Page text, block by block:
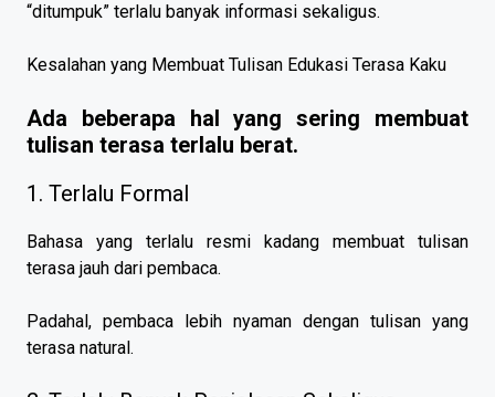
“ditumpuk” terlalu banyak informasi sekaligus.
Kesalahan yang Membuat Tulisan Edukasi Terasa Kaku
Ada beberapa hal yang sering membuat
tulisan terasa terlalu berat.
1. Terlalu Formal
Bahasa yang terlalu resmi kadang membuat tulisan
terasa jauh dari pembaca.
Padahal, pembaca lebih nyaman dengan tulisan yang
terasa natural.